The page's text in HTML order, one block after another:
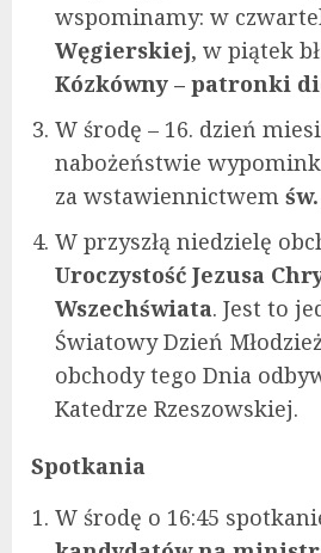
wspominamy: w
Węgierskiej, w piątek
Kózkówny – patronki
W środę – 16. dzień
nabożeństwie
za wstawiennictwem
W przyszłą niedzielę
Uroczystość Jezusa
Wszechświata. Jest to
Światowy Dzień
obchody tego Dnia
Katedrze Rzeszowskiej.
Spotkania
W środę o 16:45